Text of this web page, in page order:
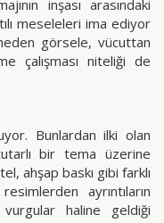
inşası arasındaki
meseleleri ima ediyor
görsele, vücuttan
çalışması niteliği de
Bunlardan ilki olan
bir tema üzerine
ahşap baskı gibi farklı
ayrıntıların
haline geldiği